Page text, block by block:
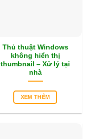
Thủ thuật Windows
không hiển thị
thumbnail – Xử lý tại
nhà
XEM THÊM